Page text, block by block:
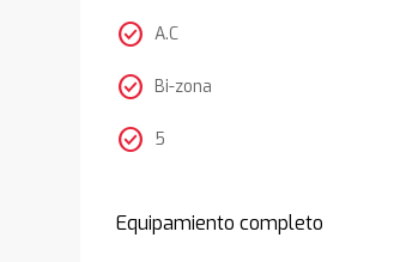
check_circle A.C
check_circle Bi-zona
check_circle 5
Equipamiento completo